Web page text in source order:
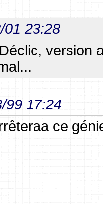
01 23:28
version
99 17:24
ce